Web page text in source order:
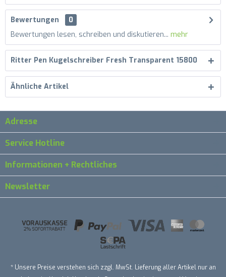
Bewertungen
0
Bewertungen lesen, schreiben und diskutieren... mehr
Ritter Pen Kugelschreiber Fresh Transparent 15800
Ähnliche Artikel
Adresse
Service Hotline
Informationen + Rechtliches
Newsletter
* Unsere Preise verstehen sich zzgl. MwSt. Lieferung aller Artikel nur an